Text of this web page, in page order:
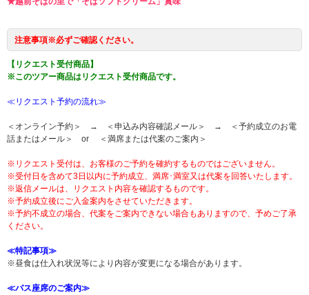
注意事項※必ずご確認ください。
【リクエスト受付商品】
※このツアー商品はリクエスト受付商品です。
≪リクエスト予約の流れ≫
＜オンライン予約＞ → ＜申込み内容確認メール＞ → ＜予約成立のお電
話またはメール＞ or ＜満席または代案のご案内＞
※リクエスト受付は、お客様のご予約を確約するものではございません。
※受付日を含めて3日以内に予約成立、満席･満室又は代案を回答いたします。
※返信メールは、リクエスト内容を確認するものです。
※予約成立後にご入金案内をさせていただきます。
※予約不成立の場合、代案をご案内できない場合もありますので、予めご了承
ください。
≪特記事項≫
※昼食は仕入れ状況等により内容が変更になる場合があります。
≪バス座席のご案内≫